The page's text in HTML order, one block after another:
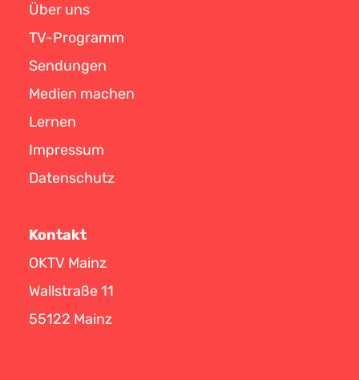
Über uns
TV-Programm
Sendungen
Medien machen
Lernen
Impressum
Datenschutz
Kontakt
OKTV Mainz
Wallstraße 11
55122 Mainz